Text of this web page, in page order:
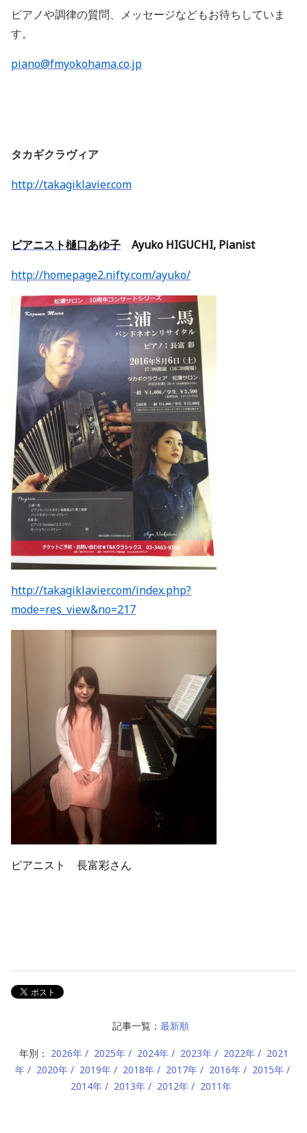
ピアノや調律の質問、メッセージなどもお待ちしていま
す。
piano@fmyokohama.co.jp
タカギクラヴィア
http://takagiklavier.com
ピアニスト樋口あゆ子 Ayuko HIGUCHI, Pianist
http://homepage2.nifty.com/ayuko/
http://takagiklavier.com/index.php?
mode=res_view&no=217
ピアニスト 長富彩さん
記事一覧： 最新順
年別： 2026年 2025年 2024年 2023年 2022年
2021
年
2020年 2019年 2018年 2017年 2016年
2015年
2014年
2013年 2012年 2011年